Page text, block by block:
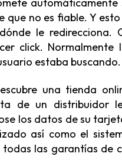
no es fiable. Y
le redirecciona.
click. Normalmente
estaba buscando.
una tienda
de un distribuidor
los datos de su
así como el
las garantías de